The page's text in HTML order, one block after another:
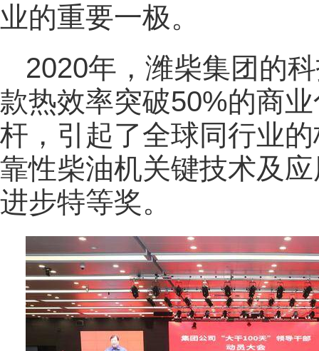
业的重要一极。
2020年，潍柴集团的
款热效率突破50%的商
杆，引起了全球同行业
靠性柴油机关键技术及
进步特等奖。